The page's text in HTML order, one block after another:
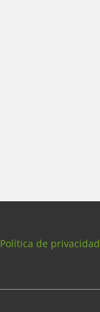
Política de privacidad